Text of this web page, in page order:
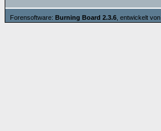
Forensoftware: Burning Board 2.3.6 , entwickelt von